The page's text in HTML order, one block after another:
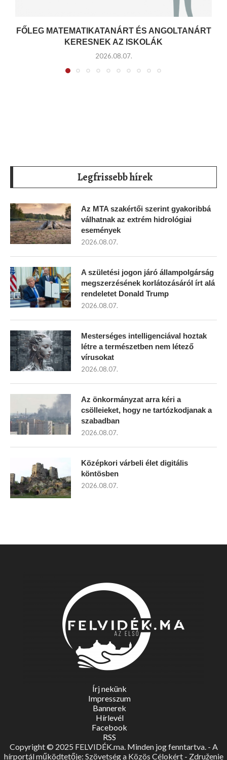
FŐLEG MATEMATIKATANÁRT ÉS ANGOLTANÁRT
KERESNEK AZ ISKOLÁK
2026.08.07.
Legfrissebb hírek
Az MTA szakértői szerint gyakoribbá
válhatnak az extrém hidrológiai
események
2026.08.07.
A születési jogon járó állampolgárság
megszerzésének korlátozásáról írt alá
rendeletet Donald Trump
2026.08.07.
Mesterséges intelligenciával hoztak
létre a természetben nem létező
vírusokat
2026.08.07.
Az önkormányzat arra kéri a
csölleieket, hogy ne tartózkodjanak a
szabadban
2026.08.07.
Középkori várbeli élet digitális
köntösben
2026.08.07.
Írj nekünk
Impresszum
Bannerek
Hírlevél
Facebook
RSS
Copyright © 2025 FELVIDÉK.ma. Minden jog fenntartva. - A
hírportál működtetője: Szövetség a Közös Célokért - Združenie